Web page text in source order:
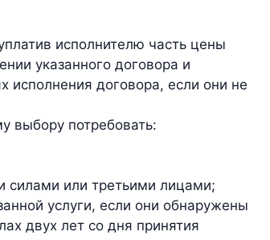
исполнителю часть цены
указанного договора и
исполнения договора, если они не
выбору потребовать:
силами или третьими лицами;
услуги, если они обнаружены
двух лет со дня принятия